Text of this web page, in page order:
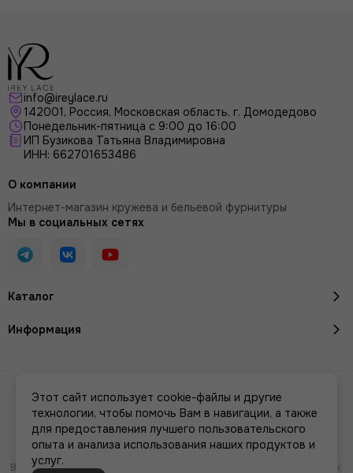
info@ireylace.ru
142001 , Россия, Московская область, г. Домодедово
Понедельник-пятница с 9:00 до 16:00
ИП Бузикова Татьяна Владимировна
ИНН: 662701653486
Каталог
Информация
О компании
Интернет-магазин кружева и бельевой фурнитуры
Мы в социальных сетях
2026 © Кружево и бельевая фурнитура IreyLace.Карта сайта
Сделано вMOSK.STUDIO для платформыInSales
Вся представленная на сайте информация, касающаяся характеристик,
Этот сайт использует cookie-файлы и другие
технологии, чтобы помочь Вам в навигации, а также
для предоставления лучшего пользовательского
опыта и анализа использования наших продуктов и
услуг.